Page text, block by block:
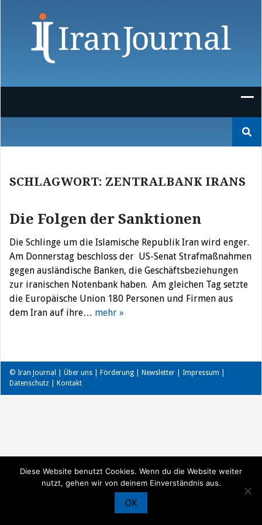
nach:
SCHLAGWORT: ZENTRALBANK IRANS
Die Folgen der Sanktionen
Die Schlinge um die Islamische Republik Iran wird enger.
Am Donnerstag beschloss der US-Senat Strafmaßnahmen
gegen ausländische Banken, die Geschäftsbeziehungen
zur iranischen Notenbank haben. Am gleichen Tag setzte
die Europäische Union 180 Personen und Firmen aus
dem Iran auf ihre… mehr »
© Iran Journal | Über uns Förderung Newsletter Impressum
Datenschutz
Kontakt
Diese Website benutzt Cookies. Wenn du die Website weiter
nutzt, gehen wir von deinem Einverständnis aus.
OK